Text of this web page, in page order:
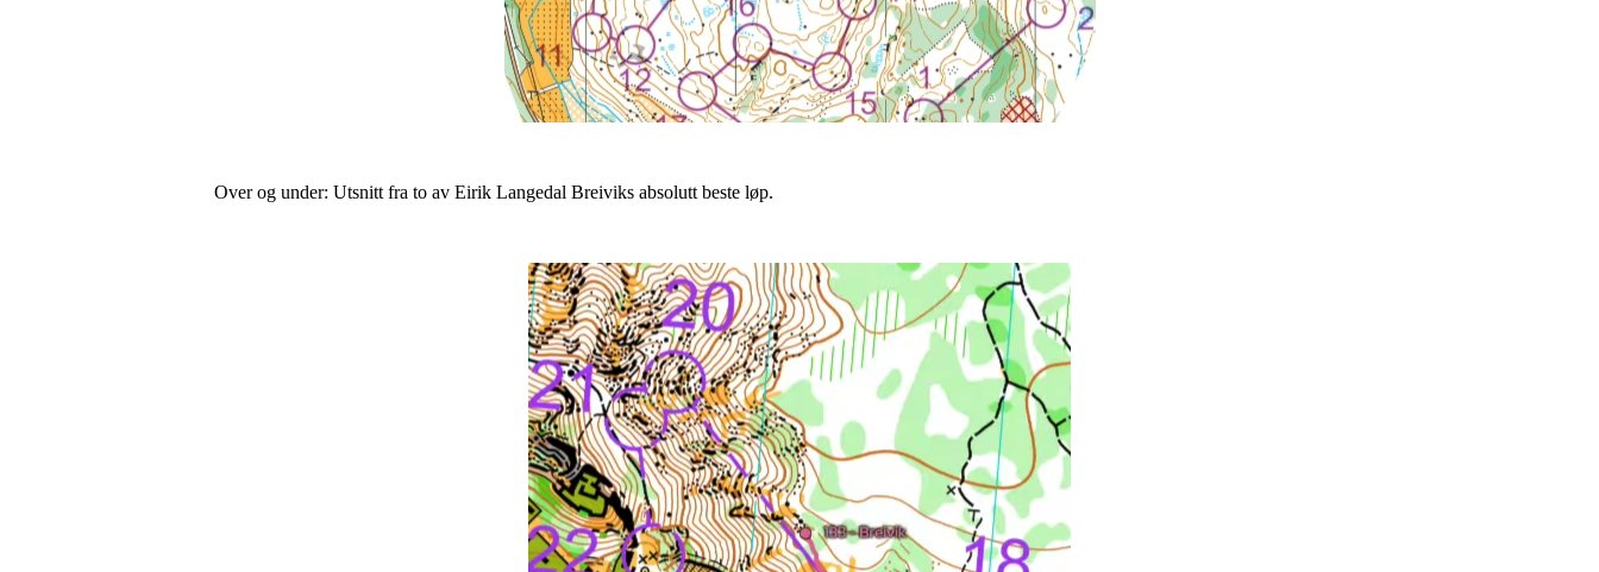
Over og under: Utsnitt fra to av Eirik Langedal Breiviks absolutt beste løp.